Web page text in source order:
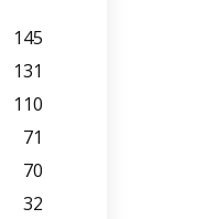
145
131
110
71
70
32